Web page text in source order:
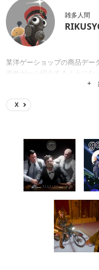
雑多人間
某洋ゲーショップの商品デー
海外ゲーム紹介するようにな
+
X